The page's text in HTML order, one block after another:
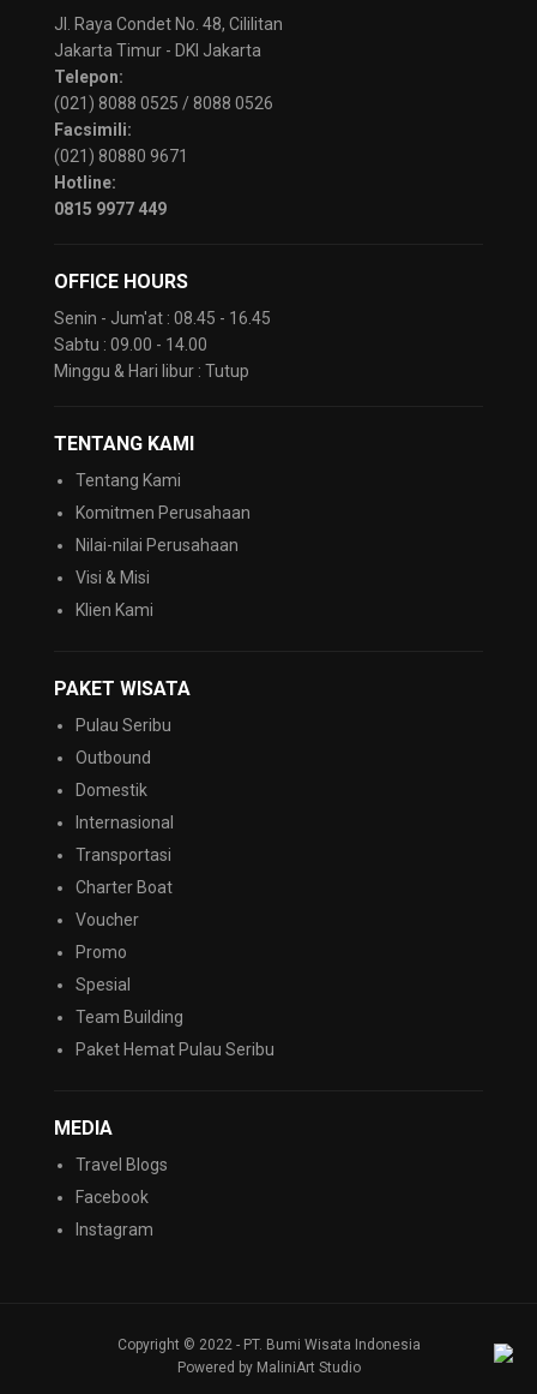
Jl. Raya Condet No. 48, Cililitan
Jakarta Timur - DKI Jakarta
Telepon:
(021) 8088 0525 / 8088 0526
Facsimili:
(021) 80880 9671
Hotline:
0815 9977 449
OFFICE HOURS
Senin - Jum'at : 08.45 - 16.45
Sabtu : 09.00 - 14.00
Minggu & Hari libur : Tutup
TENTANG KAMI
Tentang Kami
Komitmen Perusahaan
Nilai-nilai Perusahaan
Visi & Misi
Klien Kami
PAKET WISATA
Pulau Seribu
Outbound
Domestik
Internasional
Transportasi
Charter Boat
Voucher
Promo
Spesial
Team Building
Paket Hemat Pulau Seribu
MEDIA
Travel Blogs
Facebook
Instagram
Copyright © 2022 - PT. Bumi Wisata Indonesia
Powered by MaliniArt Studio